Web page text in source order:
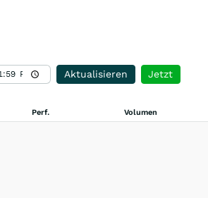
Aktualisieren Jetzt
Perf. Volumen